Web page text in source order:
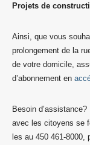
Projets de
Ainsi, que vous
prolongement de la
de votre domicile,
d’abonnement en
Besoin
avec les citoyens se
les au 450 461-8000,